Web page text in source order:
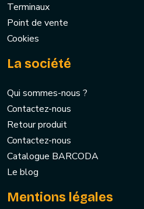
Terminaux
Point de vente
Cookies
La société
Qui sommes-nous ?
Contactez-nous
Retour produit
Contactez-nous
Catalogue BARCODA
Le blog
Mentions légales